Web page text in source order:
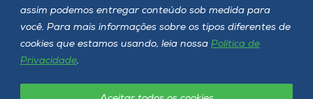
assim podemos entregar conteúdo sob medida para
você. Para mais informações sobre os tipos diferentes de
cookies que estamos usando, leia nossa Política de
Privacidade.